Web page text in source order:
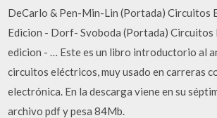
DeCarlo & Pen-Min-Lin (Portada) Circuitos
Edicion - Dorf- Svoboda (Portada) Circuitos
edicion - … Este es un libro introductorio al
circuitos eléctricos, muy usado en carreras
electrónica. En la descarga viene en su
archivo pdf y pesa 84Mb.